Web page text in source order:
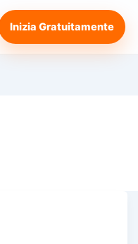
Inizia Gratuitamente